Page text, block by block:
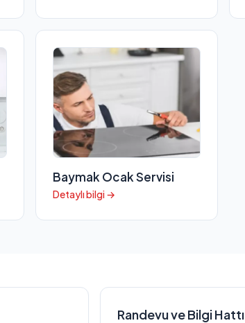
Baymak Ocak Servisi
Detaylı bilgi →
Randevu ve Bilgi Hattı